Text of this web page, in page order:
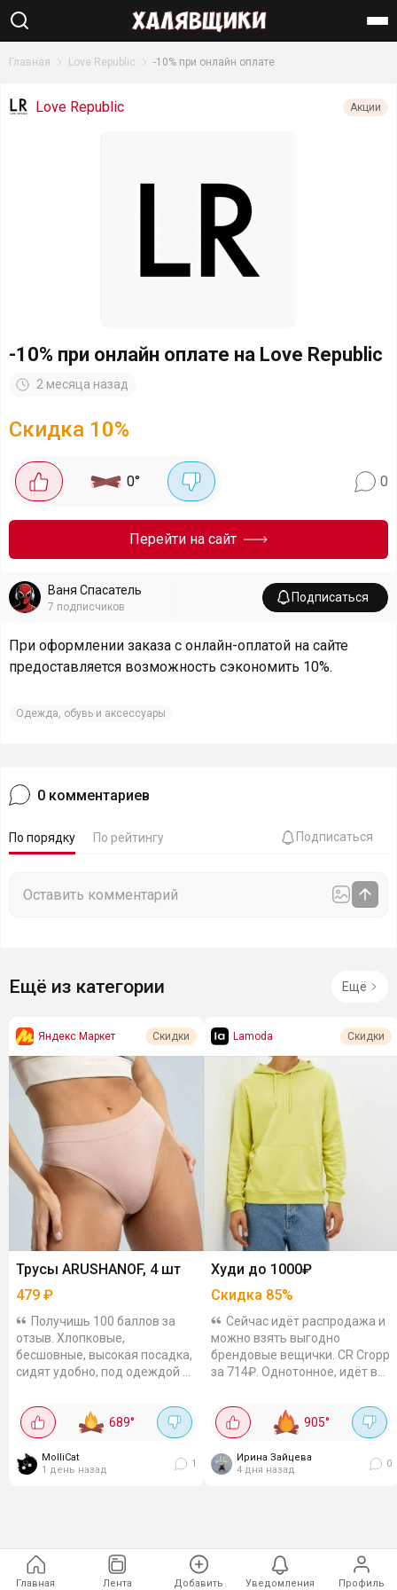
Главная Лента Добавить Уведомления Профиль
Главная Love Republic -10% при онлайн оплате
Love Republic Акции
-10% при онлайн оплате на Love Republic
2 месяца назад
Скидка 10%
0° 0
Перейти на сайт
Ваня Спасатель
7 подписчиков
Подписаться
При оформлении заказа с онлайн-оплатой на сайте
предоставляется возможность сэкономить 10%.
Одежда, обувь и аксессуары
0 комментариев
По порядку По рейтингу Подписаться
Ещё из категории Ещё
Яндекс Маркет Скидки
Трусы ARUSHANOF, 4 шт
479 ₽
Получишь 100 баллов за
отзыв. Хлопковые,
бесшовные, высокая посадка,
сидят удобно, под одеждой не
подбирать под настроение.
689°
MolliCat
1 день назад
1
Lamoda Скидки
Худи до 1000₽
Скидка 85%
Сейчас идёт распродажа и
можно взять выгодно
брендовые вещички. CR Cropp
за 714₽. Однотонное, идёт в
Befree за 899₽. Черная
классика, шнурок для...
905°
Ирина Зайцева
4 дня назад
0